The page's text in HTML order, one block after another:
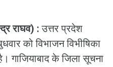
राघव) :उत्तर प्रदेश
को विभाजन विभीषिका
गाजियाबाद के जिला सूचना